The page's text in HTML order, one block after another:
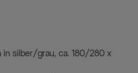
in silber/grau, ca. 180/280 x